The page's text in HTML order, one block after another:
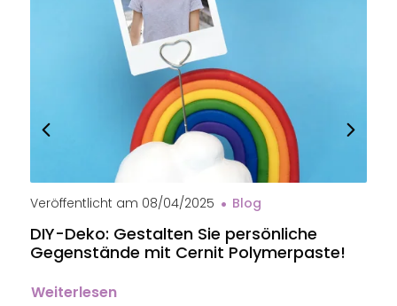
Veröffentlicht am 08/04/2025 Blog
DIY-Deko: Gestalten Sie persönliche
Gegenstände mit Cernit Polymerpaste!
Weiterlesen